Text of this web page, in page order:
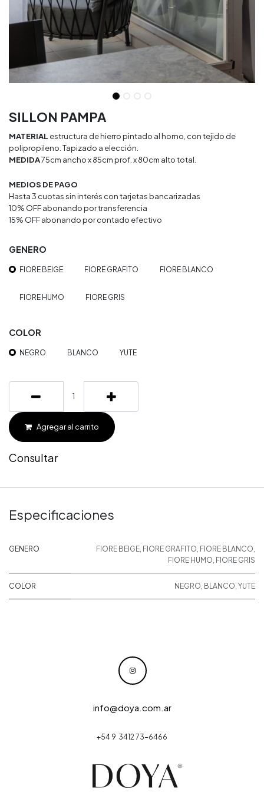
SILLON PAMPA
MATERIAL estructura de hierro pintado al horno, con tejido de
polipropileno. Tapizado a elección.
MEDIDA75cm ancho x 85cm prof. x 80cm alto total.
MEDIOS DE PAGO
Hasta 3 cuotas sin interés con tarjetas bancarizadas
10% OFF abonando por transferencia
15% OFF abonando por contado efectivo
GENERO
FIORE BEIGE FIORE GRAFITO FIORE BLANCO
FIORE HUMO FIORE GRIS
COLOR
NEGRO BLANCO YUTE
Agregar al carrito
Consultar
Especificaciones
GENERO FIORE BEIGE FIORE GRAFITO FIORE BLANCO
FIORE HUMO FIORE GRIS
COLOR NEGRO BLANCO YUTE
info@doya.com.ar
+54 9 3412 73-6466